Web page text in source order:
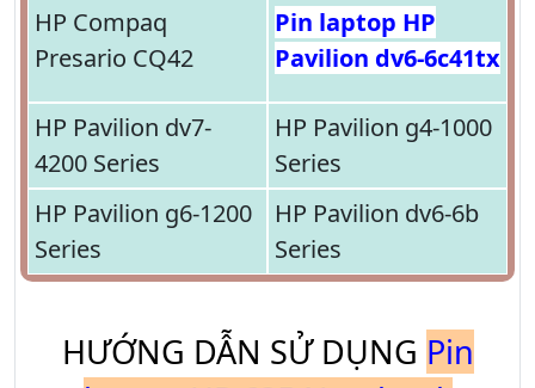
HP Compaq
Presario CQ42
Pin laptop HP
Pavilion dv6-6c41tx
HP Pavilion dv7-
4200 Series
HP Pavilion g4-1000
Series
HP Pavilion g6-1200
Series
HP Pavilion dv6-6b
Series
HƯỚNG DẪN SỬ DỤNG Pin